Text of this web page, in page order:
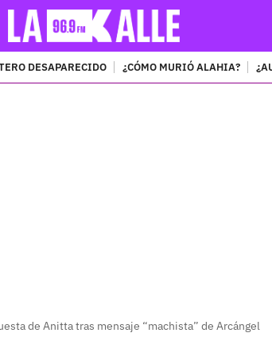
DESAPARECIDO ¿CÓMO MURIÓ ALAHIA?
de Anitta tras mensaje “machista” de Arcángel